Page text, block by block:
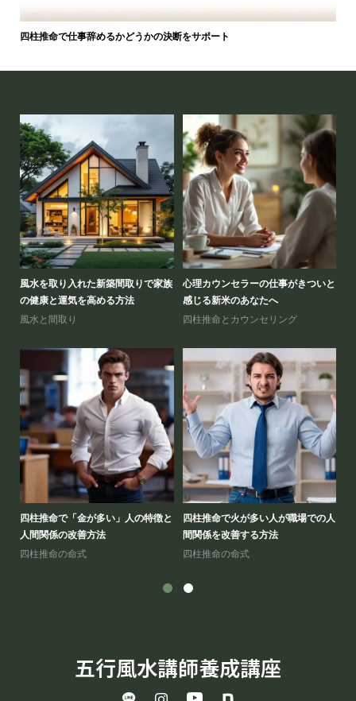
四柱推命で仕事辞めるかどうかの決断をサポート
風水を取り入れた新築間取りで家族
の健康と運気を高める方法
風水と間取り
心理カウンセラーの仕事がきついと
感じる新米のあなたへ
四柱推命とカウンセリング
四柱推命で「金が多い」人の特徴と
人間関係の改善方法
四柱推命の命式
四柱推命で火が多い人が職場での人
間関係を改善する方法
四柱推命の命式
五行風水講師養成講座